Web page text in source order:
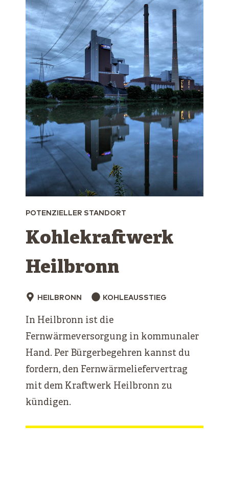
POTENZIELLER STANDORT
Kohlekraftwerk
Heilbronn
HEILBRONN KOHLEAUSSTIEG
In Heilbronn ist die
Fernwärmeversorgung in kommunaler
Hand. Per Bürgerbegehren kannst du
fordern, den Fernwärmeliefervertrag
mit dem Kraftwerk Heilbronn zu
kündigen.